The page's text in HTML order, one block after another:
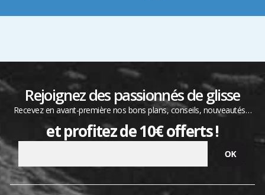
Rejoignez des passionnés de glisse
Recevez en avant-première nos bons plans, conseils, nouveautés…
et profitez de 10€ offerts !